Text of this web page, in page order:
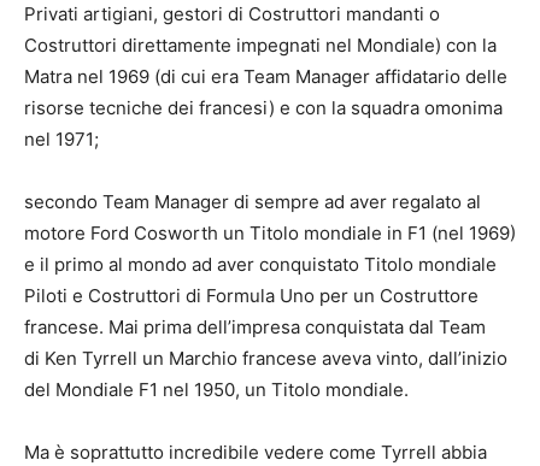
Privati artigiani, gestori di Costruttori mandanti o
Costruttori direttamente impegnati nel Mondiale) con la
Matra nel 1969 (di cui era Team Manager affidatario delle
risorse tecniche dei francesi) e con la squadra omonima
nel 1971;
secondo Team Manager di sempre ad aver regalato al
motore Ford Cosworth un Titolo mondiale in F1 (nel 1969)
e il primo al mondo ad aver conquistato Titolo mondiale
Piloti e Costruttori di Formula Uno per un Costruttore
francese. Mai prima dell’impresa conquistata dal Team
di Ken Tyrrell un Marchio francese aveva vinto, dall’inizio
del Mondiale F1 nel 1950, un Titolo mondiale.
Ma è soprattutto incredibile vedere come Tyrrell abbia